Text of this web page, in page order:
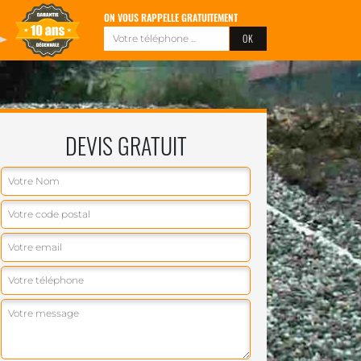
ON VOUS RAPPELLE GRATUITEMENT
DEVIS GRATUIT